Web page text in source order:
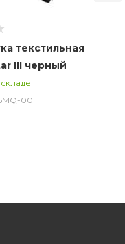
текстильная
III черный
00